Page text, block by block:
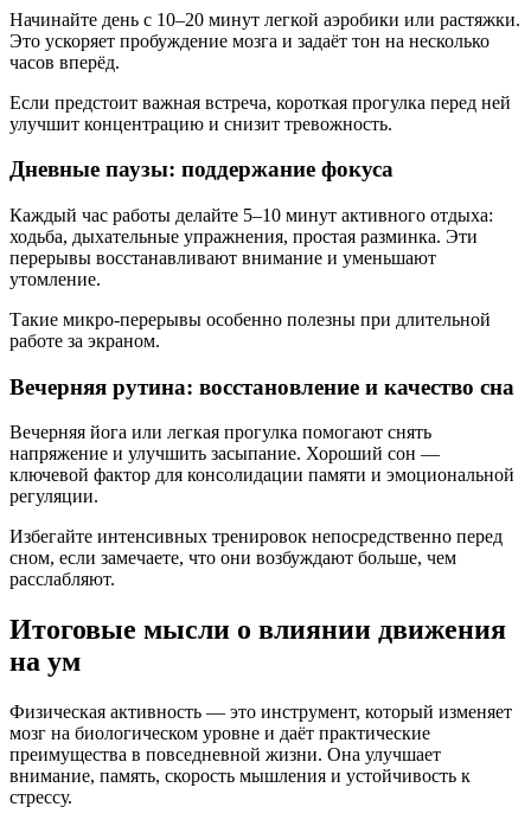
Начинайте день с 10–20 минут легкой аэробики или растяжки.
Это ускоряет пробуждение мозга и задаёт тон на несколько
часов вперёд.
Если предстоит важная встреча, короткая прогулка перед ней
улучшит концентрацию и снизит тревожность.
Дневные паузы: поддержание фокуса
Каждый час работы делайте 5–10 минут активного отдыха:
ходьба, дыхательные упражнения, простая разминка. Эти
перерывы восстанавливают внимание и уменьшают
утомление.
Такие микро-перерывы особенно полезны при длительной
работе за экраном.
Вечерняя рутина: восстановление и качество сна
Вечерняя йога или легкая прогулка помогают снять
напряжение и улучшить засыпание. Хороший сон —
ключевой фактор для консолидации памяти и эмоциональной
регуляции.
Избегайте интенсивных тренировок непосредственно перед
сном, если замечаете, что они возбуждают больше, чем
расслабляют.
Итоговые мысли о влиянии движения
на ум
Физическая активность — это инструмент, который изменяет
мозг на биологическом уровне и даёт практические
преимущества в повседневной жизни. Она улучшает
внимание, память, скорость мышления и устойчивость к
стрессу.